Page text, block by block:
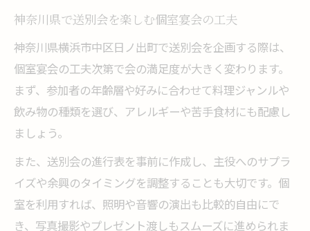
神奈川県で送別会を楽しむ個室宴会の工夫
神奈川県横浜市中区日ノ出町で送別会を企画する際は、
個室宴会の工夫次第で会の満足度が大きく変わります。
まず、参加者の年齢層や好みに合わせて料理ジャンルや
飲み物の種類を選び、アレルギーや苦手食材にも配慮し
ましょう。
また、送別会の進行表を事前に作成し、主役へのサプラ
イズや余興のタイミングを調整することも大切です。個
室を利用すれば、照明や音響の演出も比較的自由にで
き、写真撮影やプレゼント渡しもスムーズに進められま